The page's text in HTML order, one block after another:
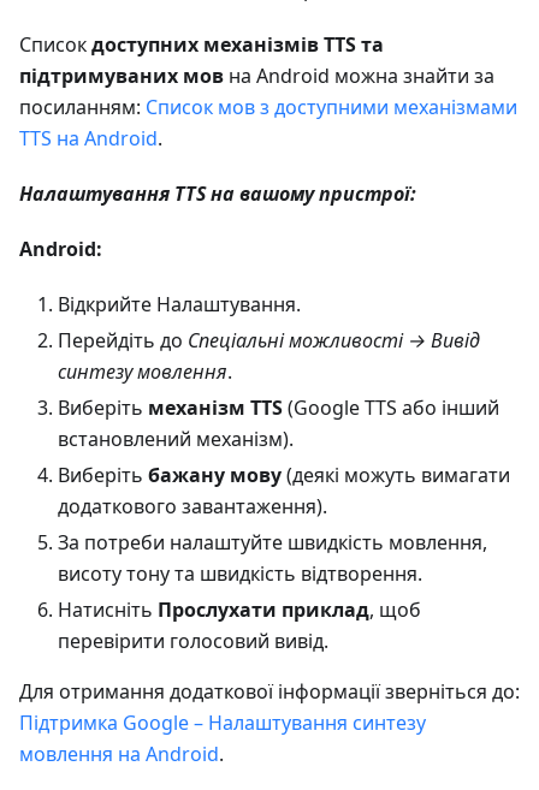
Списокдоступних механізмів TTS та
підтримуваних мов на Android можна знайти за
посиланням: Список мов з доступними механізмами
TTS на Android.
Налаштування TTS на вашому пристрої:
Android:
Відкрийте Налаштування.
Перейдіть до Спеціальні можливості → Вивід
синтезу мовлення.
Виберіть механізм TTS(Google TTS або інший
встановлений механізм).
Виберіть бажану мову(деякі можуть вимагати
додаткового завантаження).
За потреби налаштуйте швидкість мовлення,
висоту тону та швидкість відтворення.
Натисніть Прослухати приклад, щоб
перевірити голосовий вивід.
Для отримання додаткової інформації зверніться до:
Підтримка Google – Налаштування синтезу
мовлення на Android.